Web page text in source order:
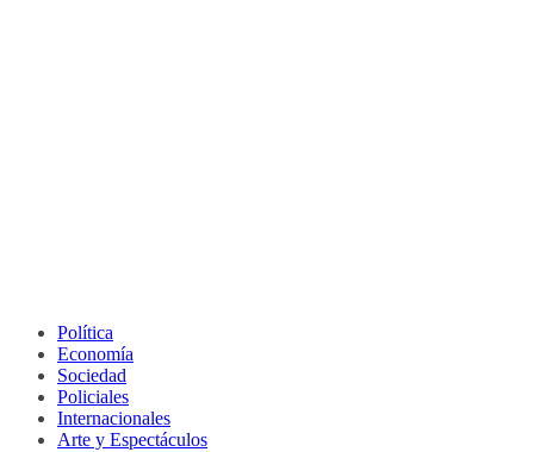
Política
Economía
Sociedad
Policiales
Internacionales
Arte y Espectáculos